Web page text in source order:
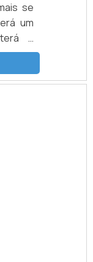
se
um
a
que
o
com a
de